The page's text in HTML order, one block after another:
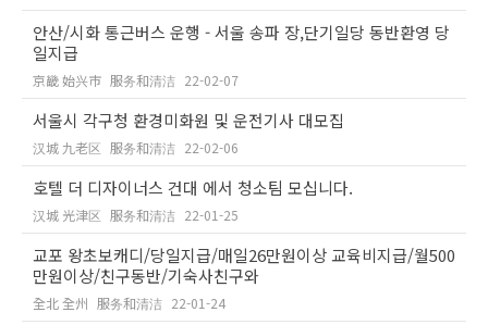
안산/시화 통근버스 운행 - 서울 송파 장,단기일당 동반환영 당
일지급
京畿 始兴市 服务和清洁 22-02-07
서울시 각구청 환경미화원 및 운전기사 대모집
汉城 九老区 服务和清洁 22-02-06
호텔 더 디자이너스 건대 에서 청소팀 모십니다.
汉城 光津区 服务和清洁 22-01-25
교포 왕초보캐디/당일지급/매일26만원이상 교육비지급/월500
만원이상/친구동반/기숙사친구와
全北 全州 服务和清洁 22-01-24